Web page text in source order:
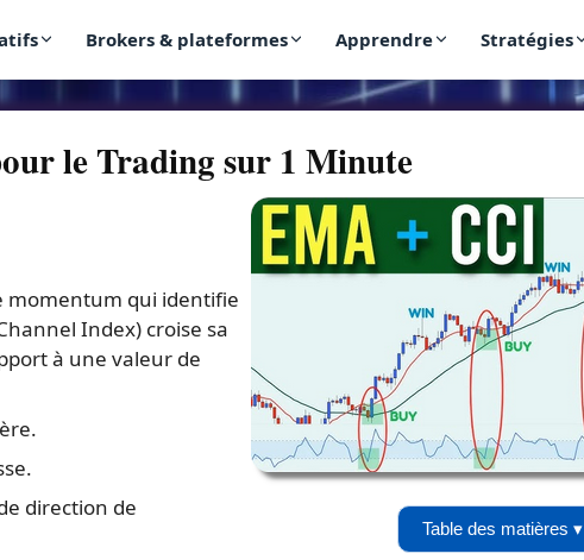
Brokers & plateformes Apprendre Stratégies
le Trading sur 1 Minute
Table des matières ▾
momentum qui identifie
Index) croise sa
à une valeur de
direction de